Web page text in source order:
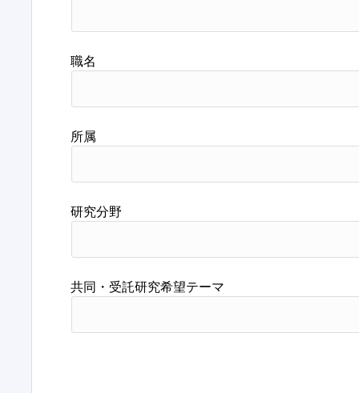
職名
所属
研究分野
共同・受託研究希望テーマ